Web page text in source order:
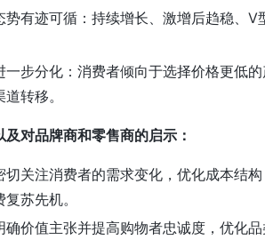
势有迹可循：持续增长、激增后趋稳、V
一步分化：消费者倾向于选择价格更低
转移。
对品牌商和零售商的启示：
切关注消费者的需求变化，优化成本结
苏先机。
确价值主张并提高购物者忠诚度，优化